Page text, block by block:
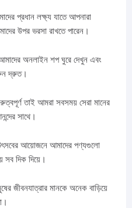
প্রধান লক্ষ্য যাতে আপনারা
উপর ভরসা রাখতে পারেন।
অনলাইন শপ ঘুরে দেখুন এবং
দ্রুত।
তাই আমরা সবসময় সেরা মানের
সাথে।
আয়োজনে আমাদের পণ্যগুলো
দিক দিয়ে।
জীবনযাত্রার মানকে অনেক বাড়িয়ে